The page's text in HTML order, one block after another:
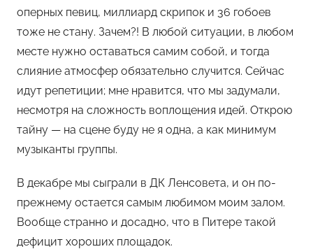
оперных певиц, миллиард скрипок и 36 гобоев
тоже не стану. Зачем?! В любой ситуации, в любом
месте нужно оставаться самим собой, и тогда
слияние атмосфер обязательно случится. Сейчас
идут репетиции; мне нравится, что мы задумали,
несмотря на сложность воплощения идей. Открою
тайну — на сцене буду не я одна, а как минимум
музыканты группы.
В декабре мы сыграли в ДК Ленсовета, и он по-
прежнему остается самым любимом моим залом.
Вообще странно и досадно, что в Питере такой
дефицит хороших площадок.